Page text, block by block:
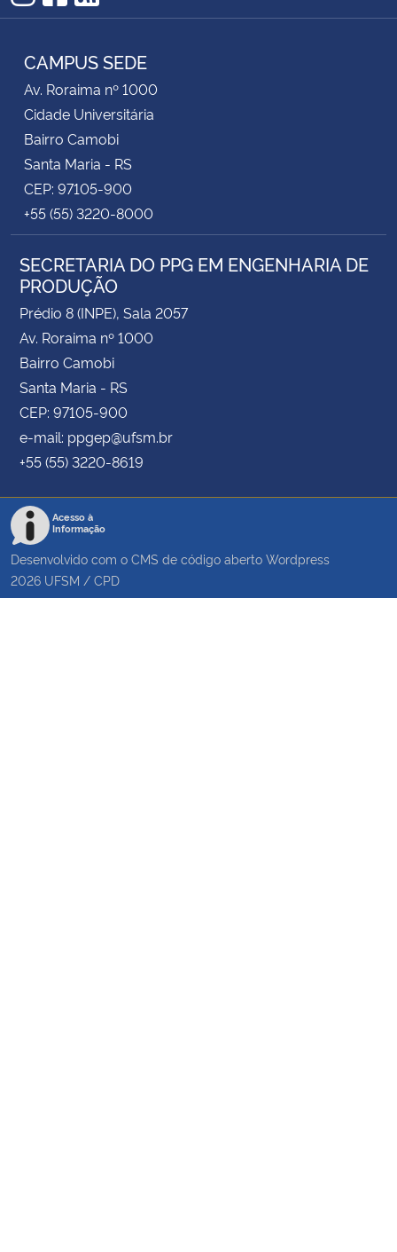
Instagram
Facebook
RSS
CAMPUS SEDE
Av. Roraima nº 1000
Cidade Universitária
Bairro Camobi
Santa Maria - RS
CEP: 97105-900
+55 (55) 3220-8000
SECRETARIA DO PPG EM ENGENHARIA DE
PRODUÇÃO
Prédio 8 (INPE), Sala 2057
Av. Roraima nº 1000
Bairro Camobi
Santa Maria - RS
CEP: 97105-900
e-mail: ppgep@ufsm.br
+55 (55) 3220-8619
Acesso à
Informação
Desenvolvido com o CMS de código aberto Wordpress
2026 UFSM / CPD